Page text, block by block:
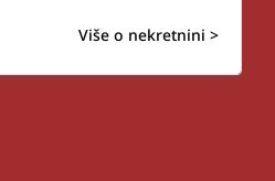
Više o nekretnini >